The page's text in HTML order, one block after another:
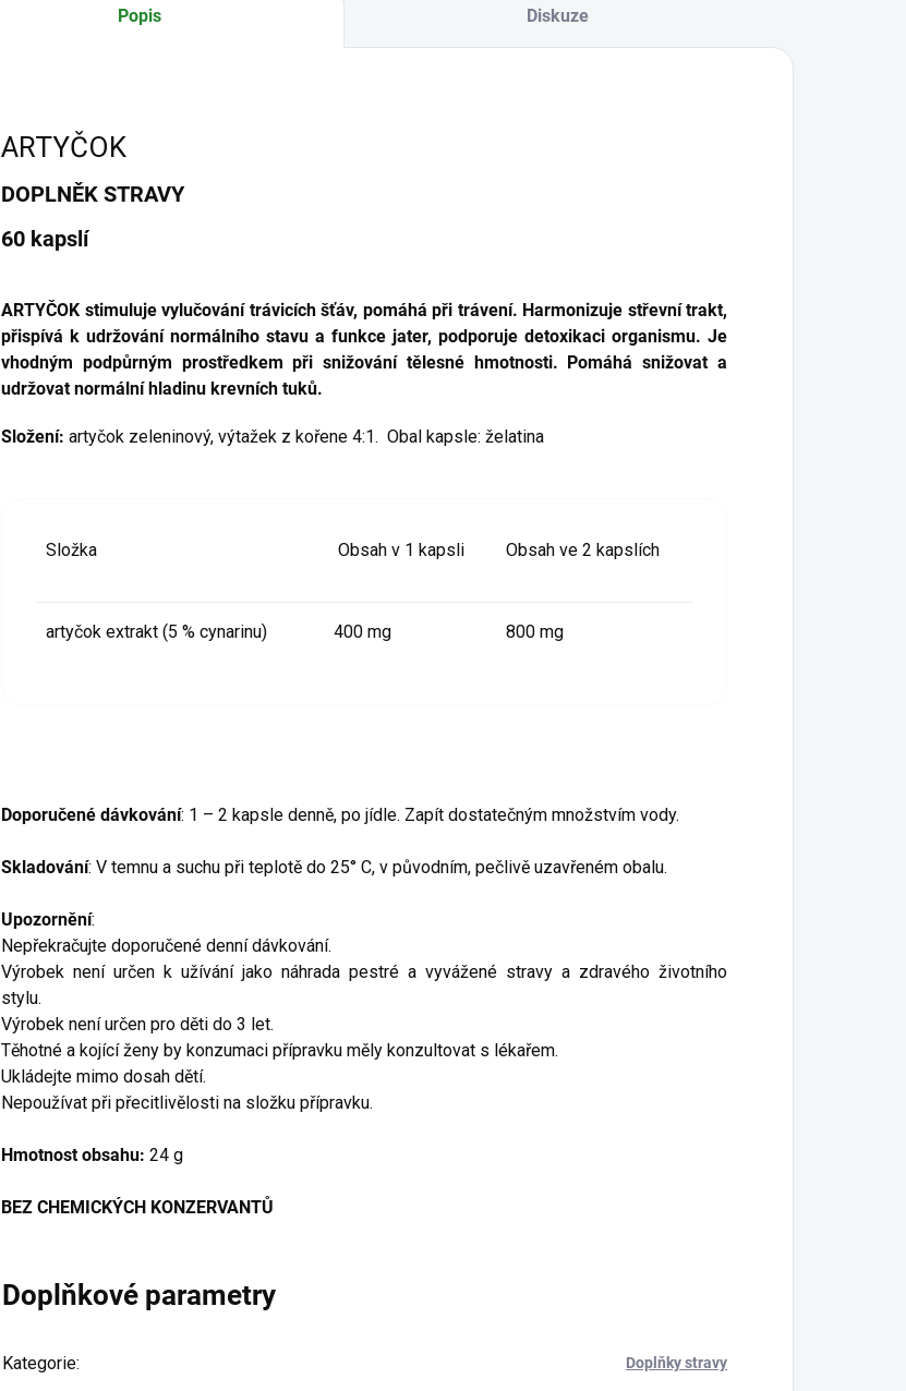
Popis Diskuze
ARTYČOK
DOPLNĚK STRAVY
60 kapslí
ARTYČOK stimuluje vylučování trávicích šťáv, pomáhá při trávení. Harmonizuje střevní trakt,
přispívá k udržování normálního stavu a funkce jater, podporuje detoxikaci organismu. Je
vhodným podpůrným prostředkem při snižování tělesné hmotnosti. Pomáhá snižovat a
udržovat normální hladinu krevních tuků.
Složení: artyčok zeleninový, výtažek z kořene 4:1. Obal kapsle: želatina
Složka Obsah v 1 kapsli Obsah ve 2 kapslích
artyčok extrakt (5 % cynarinu) 400 mg 800 mg
Doporučené dávkování: 1 – 2 kapsle denně, po jídle. Zapít dostatečným množstvím vody.
Skladování: V temnu a suchu při teplotě do 25° C, v původním, pečlivě uzavřeném obalu.
Upozornění:
Nepřekračujte doporučené denní dávkování.
Výrobek není určen k užívání jako náhrada pestré a vyvážené stravy a zdravého životního
stylu.
Výrobek není určen pro děti do 3 let.
Těhotné a kojící ženy by konzumaci přípravku měly konzultovat s lékařem.
Ukládejte mimo dosah dětí.
Nepoužívat při přecitlivělosti na složku přípravku.
Hmotnost obsahu: 24 g
BEZ CHEMICKÝCH KONZERVANTŮ
Doplňkové parametry
Kategorie: Doplňky stravy